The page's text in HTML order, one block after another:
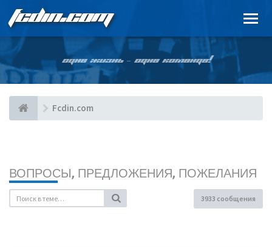
FCDIN.COM
ОДНА ЖИЗНЬ – ОДНА КОМАНДА!
Fcdin.com
ВОПРОСЫ, ПРЕДЛОЖЕНИЯ, ПОЖЕЛАНИЯ
3933 сообщения